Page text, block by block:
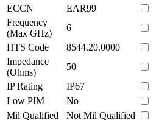
ECCN
EAR99
Frequency
(Max GHz)
6
HTS Code
8544.20.0000
Impedance
(Ohms)
50
IP Rating
IP67
Low PIM
No
Mil Qualified
Not Mil Qualified